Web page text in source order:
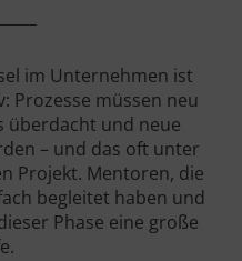
im Unternehmen ist
Prozesse müssen neu
überdacht und neue
– und das oft unter
Projekt. Mentoren, die
begleitet haben und
Phase eine große